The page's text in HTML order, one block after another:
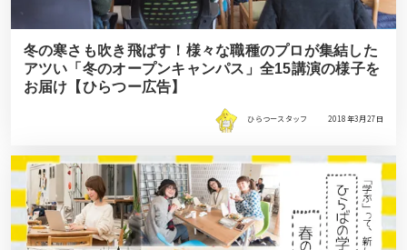
冬の寒さも吹き飛ばす！様々な職種のプロが集結した
アツい「冬のオープンキャンパス」全15講演の様子を
お届け【ひらつー広告】
ひらつースタッフ 2018年3月27日